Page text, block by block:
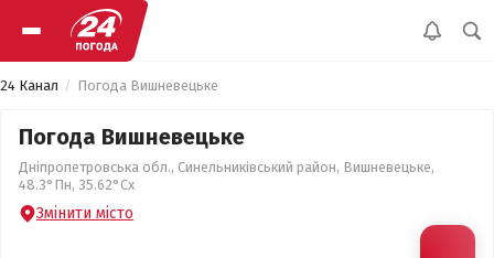
24 Канал Погода Вишневецьке
Погода Вишневецьке
Дніпропетровська обл., Синельниківський район, Вишневецьке,
48.3°Пн, 35.62°Сх
Змінити місто